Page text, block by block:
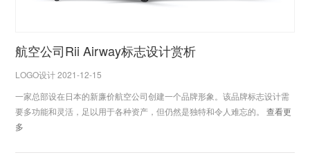
航空公司Rii Airway标志设计赏析
LOGO设计 2021-12-15
一家总部设在日本的新廉价航空公司创建一个品牌形象。该品牌标志设计需
要多功能和灵活，足以用于各种资产，但仍然是独特和令人难忘的。查看更
多